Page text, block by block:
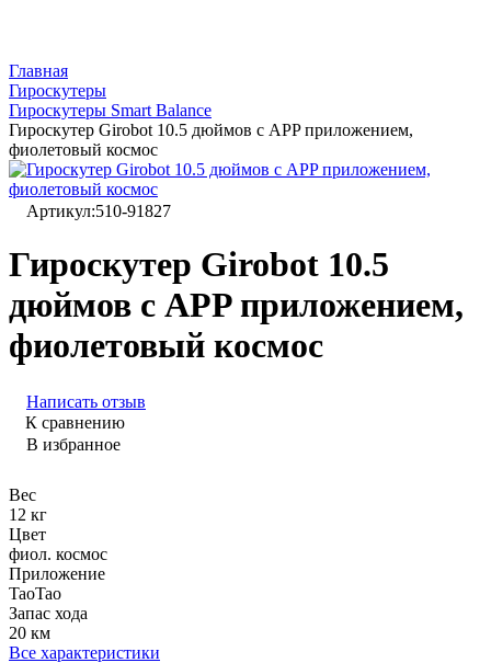
Главная
Гироскутеры
Гироскутеры Smart Balance
Гироскутер Girobot 10.5 дюймов с APP приложением,
фиолетовый космос
Артикул:510-91827
Гироскутер Girobot 10.5
дюймов с APP приложением,
фиолетовый космос
Написать отзыв
К сравнению
В избранное
Вес
12 кг
Цвет
фиол. космос
Приложение
TaoTao
Запас хода
20 км
Все характеристики